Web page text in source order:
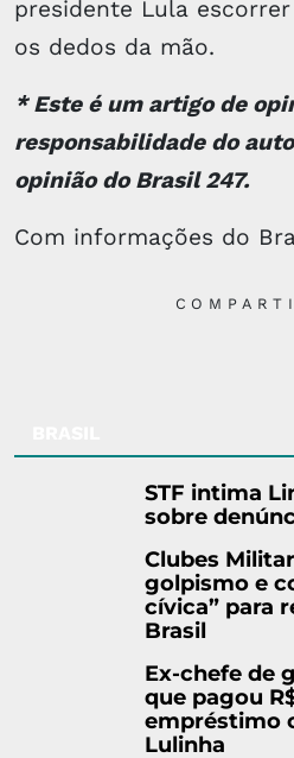
presidente Lula
os dedos da mão.
* Este é um artigo de
responsabilidade do
opinião do Brasil 247.
Com informações do
STF intima
sobre
Clubes
golpismo e
cívica” para
Brasil
Ex-chefe de
que pagou
empréstimo
Lulinha